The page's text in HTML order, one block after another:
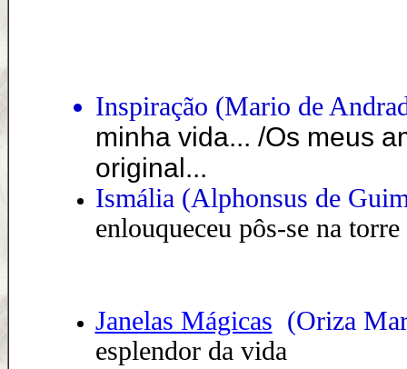
Inspiração (Mario de
minha vida... /Os meus
original...
Ismália (Alphonsus de
enlouqueceu pôs-se na torre
Janelas Mágicas (Oriza
esplendor da vida